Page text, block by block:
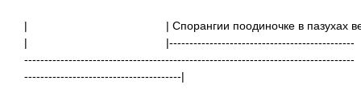
|
| Спорангии поодиночке
|
|----------------------------------------------
----------------------------------------------------------------------------------
---------------------------------------|